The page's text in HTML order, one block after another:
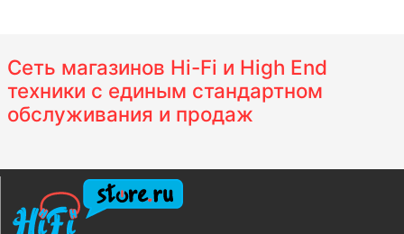
Сеть магазинов Hi-Fi и High End
техники с единым стандартном
обслуживания и продаж